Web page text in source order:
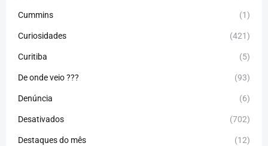
Cummins (1)
Curiosidades (421)
Curitiba (5)
De onde veio ??? (93)
Denúncia (6)
Desativados (702)
Destaques do mês (12)